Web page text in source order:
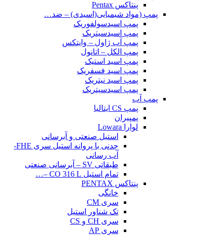
پنتاکس Pentax
پمپ (مواد شیمیایی(اسیدی) – ضد…
پمپ اسیدسولفوریک
پمپ اسیدسیتریک
پمپ آب ژاول – وایتکس
پمپ الکل – اتانول
پمپ اسید استیک
پمپ اسید فسفریک
پمپ اسید نیتریک
پمپ اسیدسیتریک
پمپ آب
پمپ CS ایتالیا
پمپیران
لوارا Lowara
استیل صنعتی و آبرسانی
چدنی با پروانه استیل سری FHE-
آب رسانی
طبقاتی SV – آبرسانی صنعتی
تمام استیل CO 316 L –…
پنتاکس PENTAX
خانگی
سری CM
تک شناور استیل
سری CH و CS
سری AP